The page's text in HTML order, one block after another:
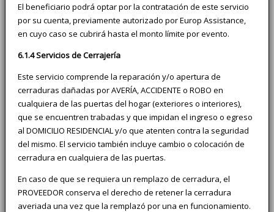
El beneficiario podrá optar por la contratación de este servicio
por su cuenta, previamente autorizado por Europ Assistance,
en cuyo caso se cubrirá hasta el monto límite por evento.
6.1.4 Servicios de Cerrajería
Este servicio comprende la reparación y/o apertura de
cerraduras dañadas por AVERÍA, ACCIDENTE o ROBO en
cualquiera de las puertas del hogar (exteriores o interiores),
que se encuentren trabadas y que impidan el ingreso o egreso
al DOMICILIO RESIDENCIAL y/o que atenten contra la seguridad
del mismo. El servicio también incluye cambio o colocación de
cerradura en cualquiera de las puertas.
En caso de que se requiera un remplazo de cerradura, el
PROVEEDOR conserva el derecho de retener la cerradura
averiada una vez que la remplazó por una en funcionamiento.